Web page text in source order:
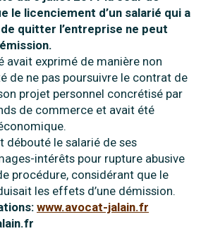
le licenciement d’un salarié qui a
quitter l’entreprise ne peut
avait exprimé de manière non
de ne pas poursuivre le contrat de
projet personnel concrétisé par
de commerce et avait été
débouté le salarié de ses
intérêts pour rupture abusive
procédure, considérant que le
les effets d’une démission.
www.avocat-jalain.fr